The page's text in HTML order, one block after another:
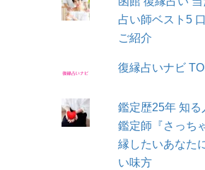
占い師ベスト5
ご紹介
復縁占いナビ
鑑定歴25年 知る
鑑定師『さっち
縁したいあなた
い味方